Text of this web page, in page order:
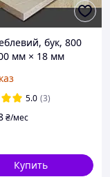
бук, 800
мм × 18 мм
5.0 (3)
₴/мес
Купить